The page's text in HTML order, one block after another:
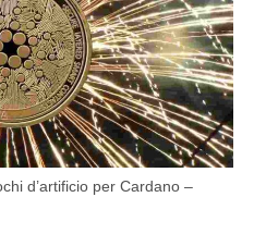
d’artificio per Cardano –